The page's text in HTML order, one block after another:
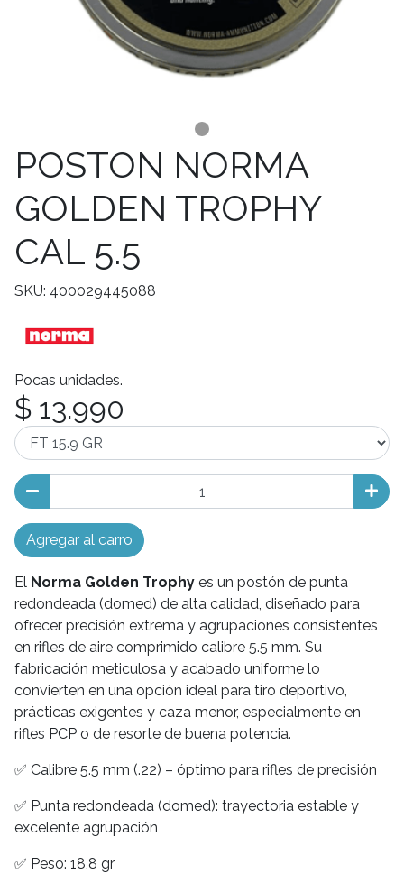
POSTON NORMA
GOLDEN TROPHY
CAL 5.5
SKU: 400029445088
Pocas unidades.
$ 13.990
Agregar al carro
El Norma Golden Trophy es un postón de punta
redondeada (domed) de alta calidad, diseñado para
ofrecer precisión extrema y agrupaciones consistentes
en rifles de aire comprimido calibre 5.5 mm. Su
fabricación meticulosa y acabado uniforme lo
convierten en una opción ideal para tiro deportivo,
prácticas exigentes y caza menor, especialmente en
rifles PCP o de resorte de buena potencia.
✅ Calibre 5.5 mm (.22) – óptimo para rifles de precisión
✅ Punta redondeada (domed): trayectoria estable y
excelente agrupación
✅ Peso: 18,8 gr